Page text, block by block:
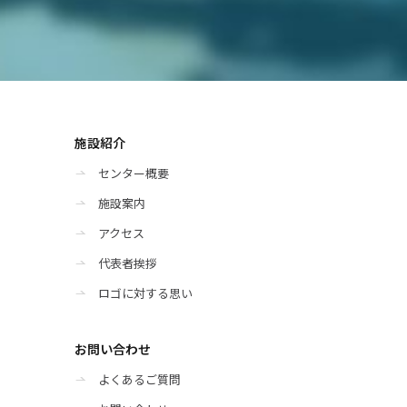
施設紹介
センター概要
施設案内
アクセス
代表者挨拶
ロゴに対する思い
お問い合わせ
よくあるご質問